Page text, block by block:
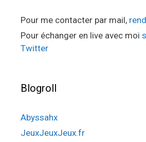
Pour me contacter par mail,
Pour échanger en live avec moi
Twitter
Blogroll
Abyssahx
JeuxJeuxJeux.fr